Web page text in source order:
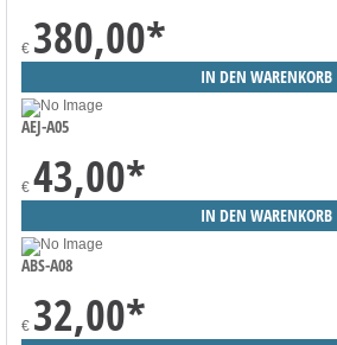
€ 380,00*
AEJ-A05
€ 43,00*
ABS-A08
€ 32,00*